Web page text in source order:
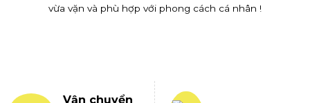
vừa vặn và phù hợp với phong cách cá nhân !
Vận chuyển